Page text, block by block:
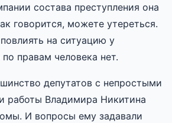
состава преступления она
говорится, можете утереться.
на ситуацию у
правам человека нет.
депутатов с непростыми
работы Владимира Никитина
И вопросы ему задавали